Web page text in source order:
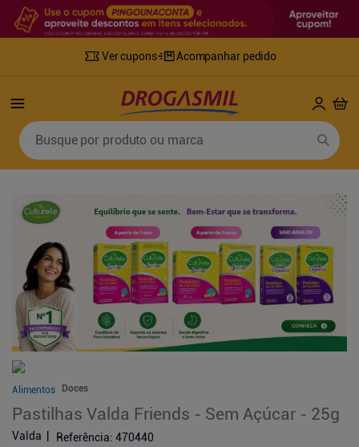
Ver cupons Acompanhar pedido
Busque por produto ou marca
Alimentos Doces
Pastilhas Valda Friends - Sem Açúcar - 25g
Valda Referência: 470440
Termos mais buscados
3º
retinol
mounjaro
5º fralda geriatrica
8
º
tylenol
fralda xg
10º shampoo